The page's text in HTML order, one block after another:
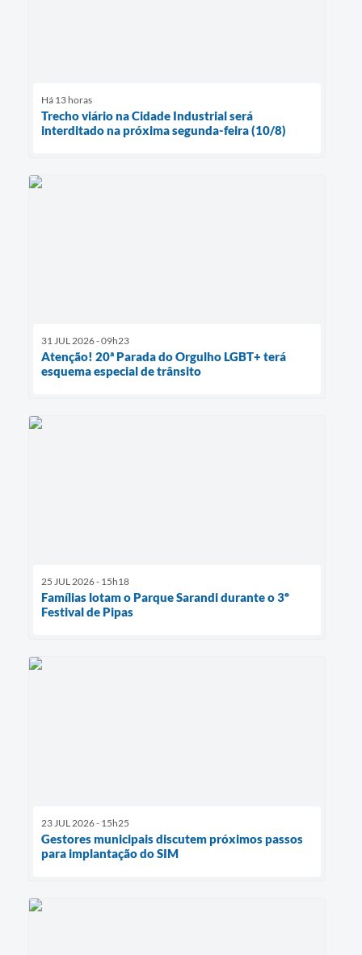
Há 13 horas
Trecho viário na Cidade Industrial será
interditado na próxima segunda-feira (10/8)
31 JUL 2026 - 09h23
Atenção! 20ª Parada do Orgulho LGBT+ terá
esquema especial de trânsito
25 JUL 2026 - 15h18
Famílias lotam o Parque Sarandi durante o 3º
Festival de Pipas
23 JUL 2026 - 15h25
Gestores municipais discutem próximos passos
para implantação do SIM